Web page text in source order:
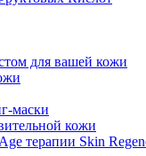
для вашей кожи
маски
кожи
терапии Skin